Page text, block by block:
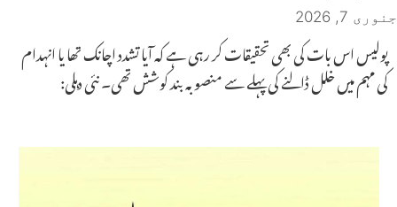
جنوری 7, 2026
پولیس اس بات کی بھی تحقیقات کر رہی ہے کہ آیا تشدد اچانک تھا یا انہدام
کی مہم میں خلل ڈالنے کی پہلے سے منصوبہ بند کوشش تھی۔ نئی دہلی: